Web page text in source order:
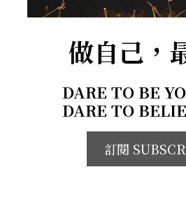
做自己，
DARE TO BE
DARE TO
訂閱